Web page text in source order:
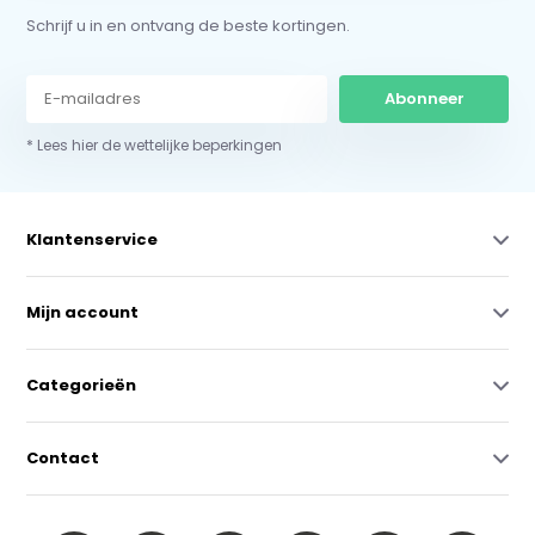
Schrijf u in en ontvang de beste kortingen.
Abonneer
* Lees hier de wettelijke beperkingen
Klantenservice
Mijn account
Categorieën
Contact